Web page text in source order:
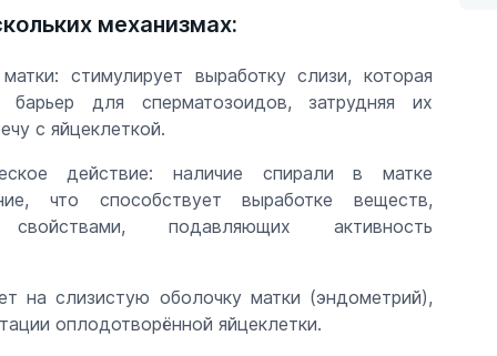
механизмах:
стимулирует выработку слизи, которая
для сперматозоидов, затрудняя их
с яйцеклеткой.
действие: наличие спирали в матке
что способствует выработке веществ,
подавляющих активность
на слизистую оболочку матки (эндометрий),
оплодотворённой яйцеклетки.